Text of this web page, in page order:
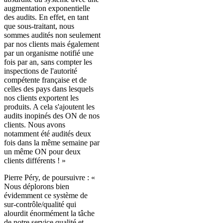
augmentation exponentielle
des audits. En effet, en tant
que sous-traitant, nous
sommes audités non seulement
par nos clients mais également
par un organisme notifié une
fois par an, sans compter les
inspections de l'autorité
compétente française et de
celles des pays dans lesquels
nos clients exportent les
produits. A cela s'ajoutent les
audits inopinés des ON de nos
clients. Nous avons
notamment été audités deux
fois dans la même semaine par
un même ON pour deux
clients différents ! »
Pierre Péry, de poursuivre : «
Nous déplorons bien
évidemment ce système de
sur-contrôle/qualité qui
alourdit énormément la tâche